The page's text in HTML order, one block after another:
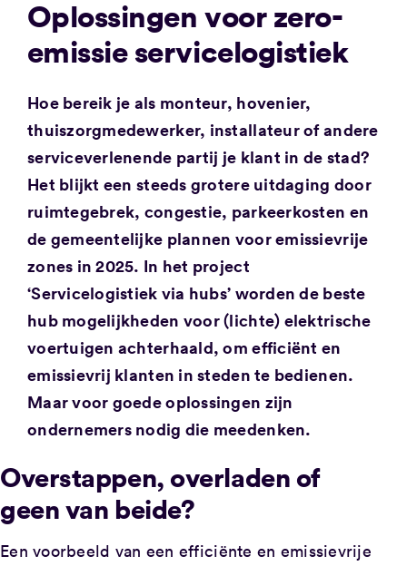
Oplossingen voor zero-
emissie servicelogistiek
Hoe bereik je als monteur, hovenier,
thuiszorgmedewerker, installateur of andere
serviceverlenende partij je klant in de stad?
Het blijkt een steeds grotere uitdaging door
ruimtegebrek, congestie, parkeerkosten en
de gemeentelijke plannen voor emissievrije
zones in 2025. In het project
‘Servicelogistiek via hubs’ worden de beste
hub mogelijkheden voor (lichte) elektrische
voertuigen achterhaald, om efficiënt en
emissievrij klanten in steden te bedienen.
Maar voor goede oplossingen zijn
ondernemers nodig die meedenken.
Overstappen, overladen of
geen van beide?
Een voorbeeld van een efficiënte en emissievrije